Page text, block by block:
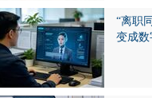
“离职
变成数